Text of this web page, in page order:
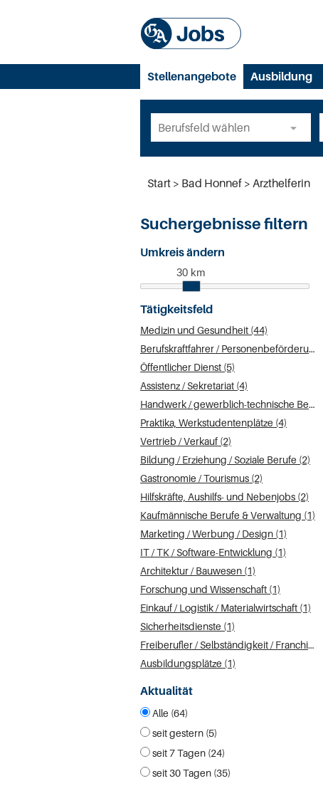
Stellenangebote Ausbildung
Start Bad Honnef Arzthelferin
Suchergebnisse filtern
Umkreis ändern
30 km
Tätigkeitsfeld
Medizin und Gesundheit (44)
Berufskraftfahrer / Personenbeförderung (Land, Wasser, Luft) (6)
Öffentlicher Dienst (5)
Assistenz / Sekretariat (4)
Handwerk / gewerblich-technische Berufe (4)
Praktika, Werkstudentenplätze (4)
Vertrieb / Verkauf (2)
Bildung / Erziehung / Soziale Berufe (2)
Gastronomie / Tourismus (2)
Hilfskräfte, Aushilfs- und Nebenjobs (2)
Kaufmännische Berufe & Verwaltung (1)
Marketing / Werbung / Design (1)
IT / TK / Software-Entwicklung (1)
Architektur / Bauwesen (1)
Forschung und Wissenschaft (1)
Einkauf / Logistik / Materialwirtschaft (1)
Sicherheitsdienste (1)
Freiberufler / Selbständigkeit / Franchise (1)
Ausbildungsplätze (1)
Aktualität
Alle (64)
seit gestern (5)
seit 7 Tagen (24)
seit 30 Tagen (35)